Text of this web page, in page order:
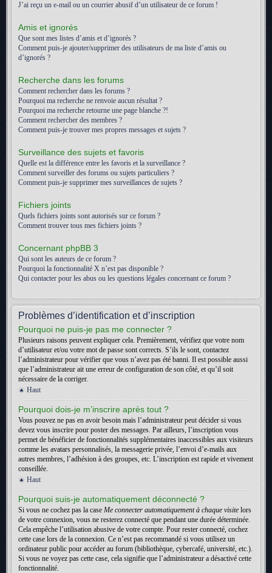
J’ai reçu un e-mail ou un courrier abusif d’un utilisateur de ce forum !
Amis et ignorés
Que sont mes listes d’amis et d’ignorés ?
Comment puis-je ajouter/supprimer des utilisateurs de ma liste d’amis ou
d’ignorés ?
Recherche dans les forums
Comment rechercher dans les forums ?
Pourquoi ma recherche ne renvoie aucun résultat ?
Pourquoi ma recherche retourne une page blanche ?!
Comment rechercher des membres ?
Comment puis-je trouver mes propres messages et sujets ?
Surveillance des sujets et favoris
Quelle est la différence entre les favoris et la surveillance ?
Comment surveiller des forums ou sujets particuliers ?
Comment puis-je supprimer mes surveillances de sujets ?
Fichiers joints
Quels fichiers joints sont autorisés sur ce forum ?
Comment trouver tous mes fichiers joints ?
Concernant phpBB 3
Qui sont les auteurs de ce forum ?
Pourquoi la fonctionnalité X n’est pas disponible ?
Qui contacter pour les abus ou les questions légales concernant ce forum ?
Problèmes d’identification et d’inscription
Pourquoi ne puis-je pas me connecter ?
Plusieurs raisons peuvent expliquer cela. Premièrement, vérifiez que votre nom
d’utilisateur et/ou votre mot de passe sont corrects. S’ils le sont, contactez
l’administrateur pour vérifier que vous n’avez pas été banni. Il est possible aussi
que l’administrateur ait une erreur de configuration de son côté, et qu’il soit
nécessaire de la corriger.
Haut
Pourquoi dois-je m’inscrire après tout ?
Vous pouvez ne pas en avoir besoin mais l’administrateur peut décider si vous
devez vous inscrire pour poster des messages. Par ailleurs, l’inscription vous
permet de bénéficier de fonctionnalités supplémentaires inaccessibles aux visiteurs
comme les avatars personnalisés, la messagerie privée, l’envoi d’e-mails aux
autres membres, l’adhésion à des groupes, etc. L’inscription est rapide et vivement
conseillée.
Haut
Pourquoi suis-je automatiquement déconnecté ?
Si vous ne cochez pas la case Me connecter automatiquement à chaque visite lors
de votre connexion, vous ne resterez connecté que pendant une durée déterminée.
Cela empêche l’utilisation abusive de votre compte. Pour rester connecté, cochez
cette case lors de la connexion. Ce n’est pas recommandé si vous utilisez un
ordinateur public pour accéder au forum (bibliothèque, cybercafé, université, etc.).
Si vous ne voyez pas cette case, cela signifie que l’administrateur a désactivé cette
fonctionnalité.